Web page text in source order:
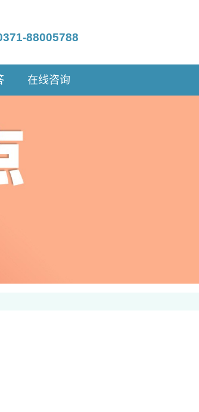
88005788
在线咨询